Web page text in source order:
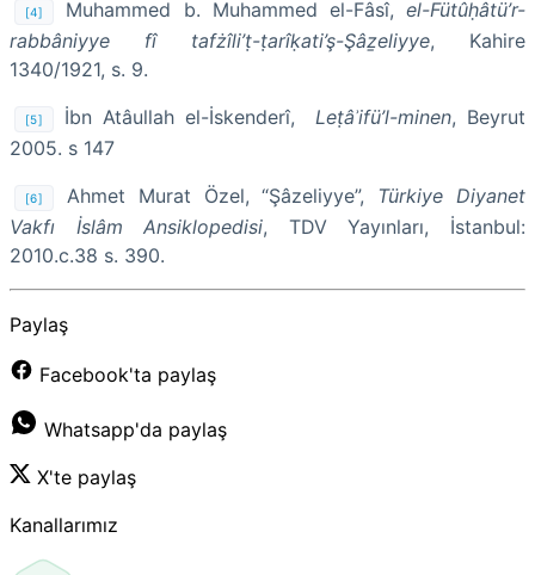
[4] Muhammed b. Muhammed el-Fâsî, el-Fütûḥâtü’r-
rabbâniyye fî tafżîli’ṭ-ṭarîḳati’ş-Şâẕeliyye, Kahire
1340/1921, s. 9.
[5] İbn Atâullah el-İskenderî, Leṭâʾifü’l-minen, Beyrut
2005. s 147
[6] Ahmet Murat Özel, “Şâzeliyye”, Türkiye Diyanet
Vakfı İslâm Ansiklopedisi, TDV Yayınları, İstanbul:
2010.c.38 s. 390.
Paylaş
Facebook'ta paylaş
Whatsapp'da paylaş
X'te paylaş
Kanallarımız